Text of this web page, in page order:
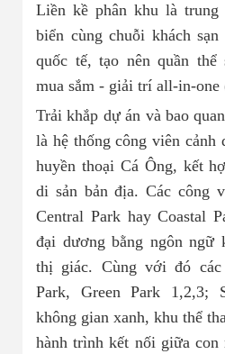
Liền kề phân khu là
biển cùng chuỗi khách
quốc tế, tạo nên quần
mua sắm - giải trí all-in-one
Trải khắp dự án và bao
là hệ thống công viên cảnh
huyền thoại Cá Ông, kết
di sản bản địa. Các công
Central Park hay Coastal
đại dương bằng ngôn ngữ
thị giác. Cùng với đó các
Park, Green Park 1,2,3;
không gian xanh, khu thể
hành trình kết nối giữa